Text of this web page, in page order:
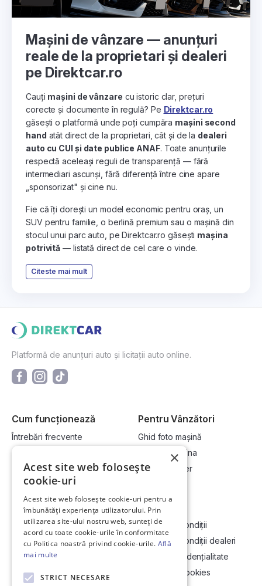
Mașini de vânzare — anunțuri
reale de la proprietari și dealeri
pe Direktcar.ro
Cauți mașini de vânzare cu istoric clar, prețuri
corecte și documente în regulă? Pe Direktcar.ro
găsești o platformă unde poți cumpăra mașini second
hand atât direct de la proprietari, cât și de la dealeri
auto cu CUI și date publice ANAF. Toate anunțurile
respectă aceleași reguli de transparență — fără
intermediari ascunși, fără diferență între cine apare
„sponsorizat" și cine nu.
Fie că îți dorești un model economic pentru oraș, un
SUV pentru familie, o berlină premium sau o mașină din
stocul unui parc auto, pe Direktcar.ro găsești mașina
potrivită — listată direct de cel care o vinde.
Citeste mai mult
Platformă de anunțuri auto și licitații auto online.
Cum funcționează
Întrebări frecvente
Cum vând la licitație?
Pentru Vânzători
Ghid foto mașină
Vinde-ți mașina
Devino dealer
Link-uri utile
Informații utile vizionare
Contact
Soluționarea Online a litigiilor
ANCP
Compania
Termeni și condiții
Termeni și condiții dealeri
Politică confidențialitate
Politica de cookies
×
Acest site web folosește
cookie-uri
Acest site web folosește cookie-uri pentru a
îmbunătăți experiența utilizatorului. Prin
utilizarea site-ului nostru web, sunteți de
acord cu toate cookie-urile în conformitate
cu Politica noastră privind cookie-urile. Află
mai multe
STRICT NECESARE